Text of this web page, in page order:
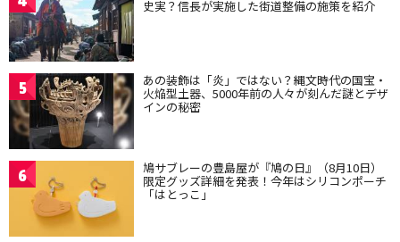
史実？信長が実施した街道整備の施策を紹介
5 あの装飾は「炎」ではない？縄文時代の国宝・
火焔型土器、5000年前の人々が刻んだ謎とデザ
インの秘密
6 鳩サブレーの豊島屋が『鳩の日』（8月10日）
限定グッズ詳細を発表！今年はシリコンポーチ
「はとっこ」